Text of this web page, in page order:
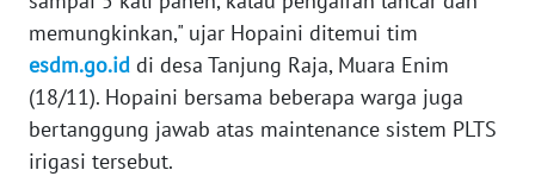
memungkinkan," ujar Hopaini ditemui tim
esdm.go.id di desa Tanjung Raja, Muara Enim
(18/11). Hopaini bersama beberapa warga juga
bertanggung jawab atas maintenance sistem PLTS
irigasi tersebut.
WN
SERAMBI
WN
JAMBI